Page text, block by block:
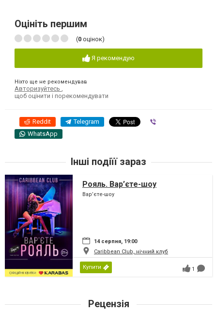
Оцініть першим
(0 оцінок)
Я рекомендую
Ніхто ще не рекомендував
Авторизуйтесь ,
щоб оцінити і порекомендувати
Reddit Telegram
WhatsApp
Інші подіїї зараз
Рояль. Вар’єте-шоу
Вар’єте-шоу
14 серпня, 19:00
Caribbean Club, нічний клуб
Купити 1
Рецензія